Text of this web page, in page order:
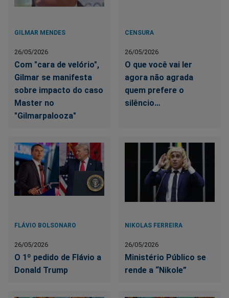
GILMAR MENDES
26/05/2026
Com "cara de velório",
Gilmar se manifesta
sobre impacto do caso
Master no
"Gilmarpalooza"
CENSURA
26/05/2026
O que você vai ler
agora não agrada
quem prefere o
silêncio…
FLÁVIO BOLSONARO
26/05/2026
O 1º pedido de Flávio a
Donald Trump
NIKOLAS FERREIRA
26/05/2026
Ministério Público se
rende a “Nikole”